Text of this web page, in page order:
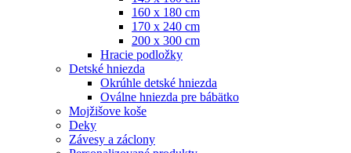
160 x 180 cm
170 x 240 cm
200 x 300 cm
Hracie podložky
Detské hniezda
Okrúhle detské hniezda
Oválne hniezda pre bábätko
Mojžišove koše
Deky
Závesy a záclony